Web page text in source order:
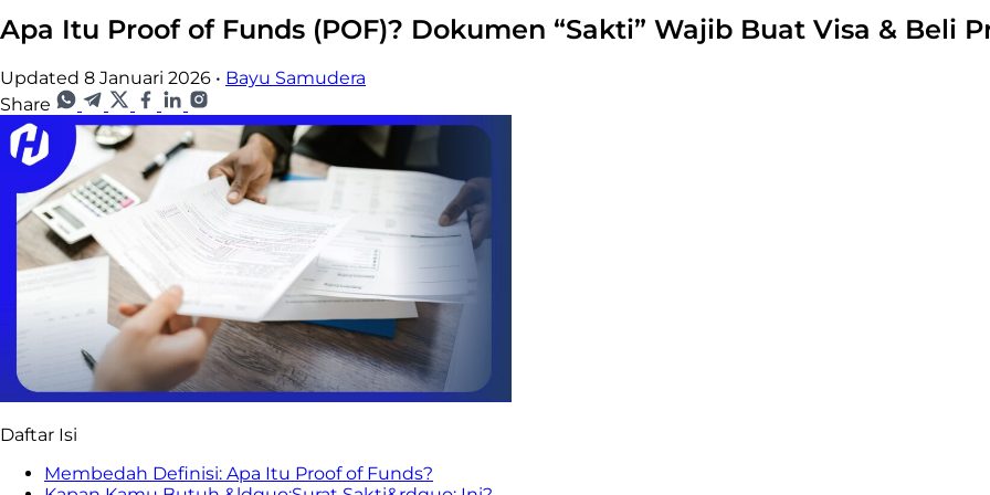
Apa Itu Proof of Funds (POF)? Dokumen “Sakti” Wajib Buat Visa & Beli
Updated 8 Januari 2026 • Bayu Samudera
Share
Daftar Isi
Membedah Definisi: Apa Itu Proof of Funds?